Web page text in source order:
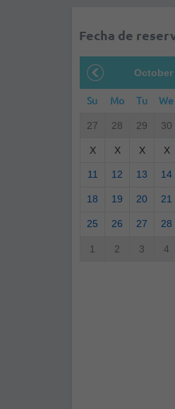
Fecha de
October
Su Mo Tu We
27 28 29 30
X X X X
11 12 13 14
18 19 20 21
25 26 27 28
1 2 3 4